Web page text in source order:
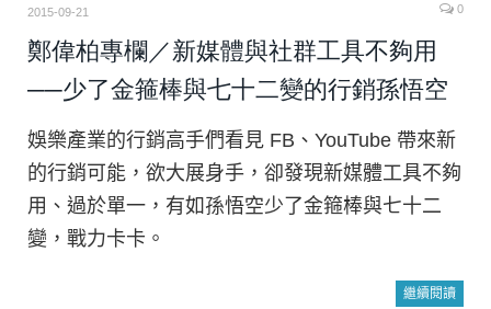
2015-09-21 0
鄭偉柏專欄／新媒體與社群工具不夠用
──少了金箍棒與七十二變的行銷孫悟空
娛樂產業的行銷高手們看見 FB、YouTube 帶來新
的行銷可能，欲大展身手，卻發現新媒體工具不夠
用、過於單一，有如孫悟空少了金箍棒與七十二
變，戰力卡卡。
繼續閱讀